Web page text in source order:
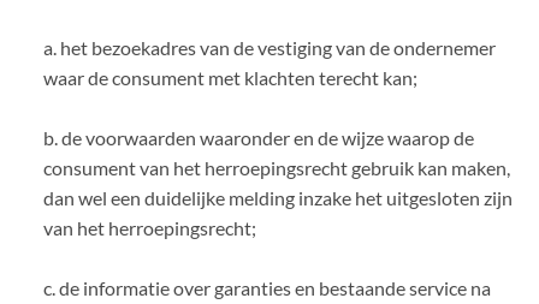
a. het bezoekadres van de vestiging van de ondernemer
waar de consument met klachten terecht kan;
b. de voorwaarden waaronder en de wijze waarop de
consument van het herroepingsrecht gebruik kan maken,
dan wel een duidelijke melding inzake het uitgesloten zijn
van het herroepingsrecht;
c. de informatie over garanties en bestaande service na